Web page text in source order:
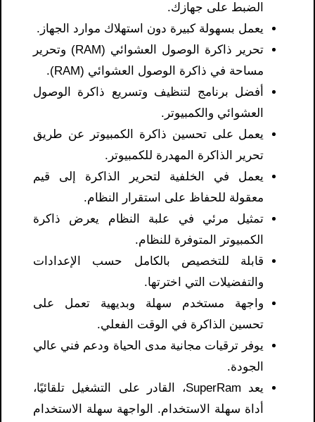
الضبط على جهازك.
يعمل بسهولة كبيرة دون استهلاك موارد الجهاز.
تحرير ذاكرة الوصول العشوائي (RAM) وتحرير
مساحة في ذاكرة الوصول العشوائي (RAM).
أفضل برنامج لتنظيف وتسريع ذاكرة الوصول
العشوائي والكمبيوتر.
يعمل على تحسين ذاكرة الكمبيوتر عن طريق
تحرير الذاكرة المهدرة للكمبيوتر.
يعمل في الخلفية لتحرير الذاكرة إلى قيم
معقولة للحفاظ على استقرار النظام.
تمثيل مرئي في علبة النظام يعرض ذاكرة
الكمبيوتر المتوفرة للنظام.
قابلة للتخصيص بالكامل حسب الإعدادات
والتفضيلات التي اخترتها.
واجهة مستخدم سهلة وبديهية تعمل على
تحسين الذاكرة في الوقت الفعلي.
يوفر ترقيات مجانية مدى الحياة ودعم فني عالي
الجودة.
يعد SuperRam، القادر على التشغيل تلقائيًا،
أداة سهلة الاستخدام. الواجهة سهلة الاستخدام